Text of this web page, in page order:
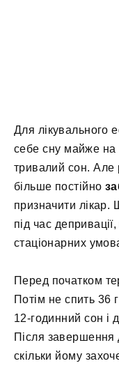
Для лікувального
себе сну майже
тривалий сон. Але
більше постійно
призначити лікар.
під час
стаціонарних
Перед початком
Потім не спить 36
12-годинний сон і
Після завершення
скільки йому